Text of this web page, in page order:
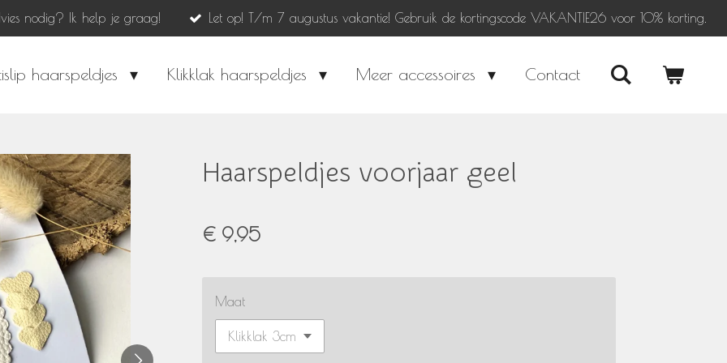
nodig? Ik help je graag! Let op! T/m 7 augustus vakantie! Gebruik de kortingscode VAKANTIE26 voor 10% korting.
haarspeldjes Klikklak haarspeldjes Meer accessoires Contact
Haarspeldjes voorjaar geel
€ 9,95
Maat